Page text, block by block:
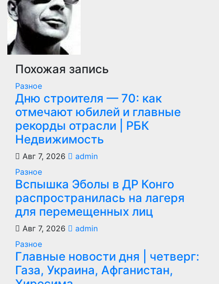
Похожая запись
Разное
Дню строителя — 70: как
отмечают юбилей и главные
рекорды отрасли | РБК
Недвижимость
Авг 7, 2026
admin
Разное
Вспышка Эболы в ДР Конго
распространилась на лагеря
для перемещенных лиц
Авг 7, 2026
admin
Разное
Главные новости дня | четверг:
Газа, Украина, Афганистан,